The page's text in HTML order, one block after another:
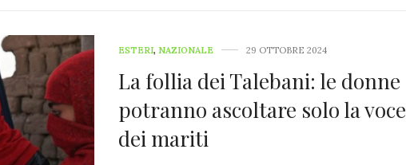
ESTERI, NAZIONALE 29 OTTOBRE 2024
La follia dei Talebani: le donne
potranno ascoltare solo la voce
dei mariti